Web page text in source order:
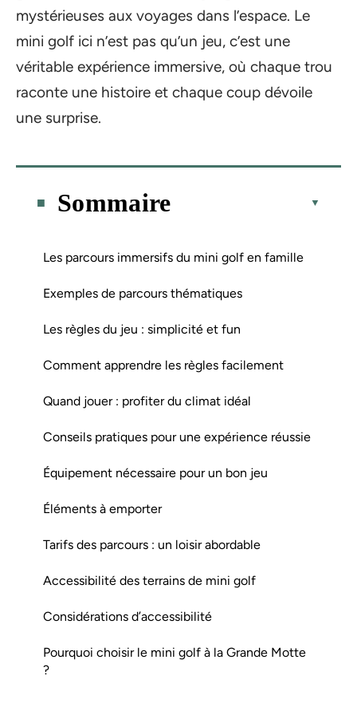
mystérieuses aux voyages dans l’espace. Le
mini golf ici n’est pas qu’un jeu, c’est une
véritable expérience immersive, où chaque trou
raconte une histoire et chaque coup dévoile
une surprise.
Sommaire
Les parcours immersifs du mini golf en famille
Exemples de parcours thématiques
Les règles du jeu : simplicité et fun
Comment apprendre les règles facilement
Quand jouer : profiter du climat idéal
Conseils pratiques pour une expérience réussie
Équipement nécessaire pour un bon jeu
Éléments à emporter
Tarifs des parcours : un loisir abordable
Accessibilité des terrains de mini golf
Considérations d’accessibilité
Pourquoi choisir le mini golf à la Grande Motte
?